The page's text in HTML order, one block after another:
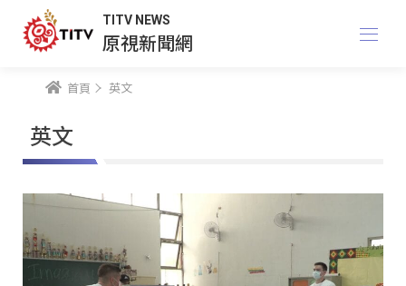
TITV NEWS
原視新聞網
首頁 英文
英文